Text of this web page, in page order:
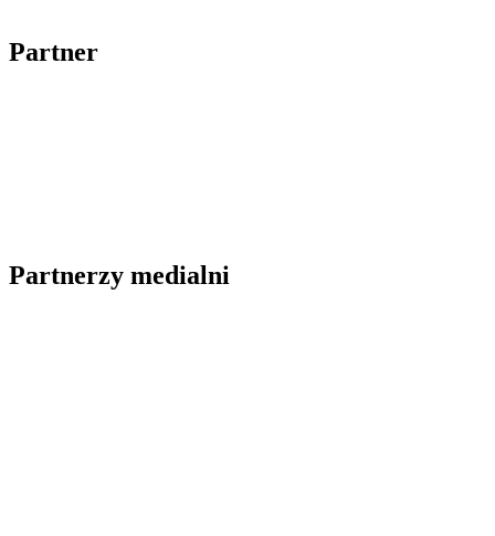
Partner
Partnerzy medialni